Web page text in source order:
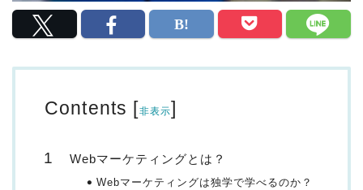
Contents [非表示]
Webマーケティングとは？
Webマーケティングは独学で学べるのか？